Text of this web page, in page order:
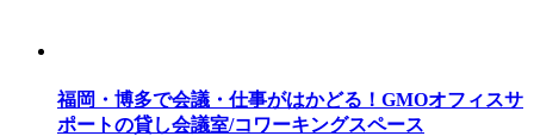
福岡・博多で会議・仕事がはかどる！GMOオフィスサ
ポートの貸し会議室/コワーキングスペース